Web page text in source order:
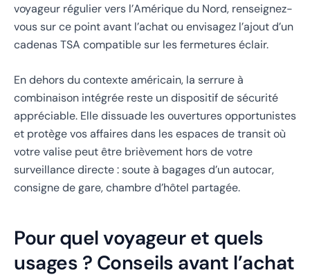
voyageur régulier vers l’Amérique du Nord, renseignez-
vous sur ce point avant l’achat ou envisagez l’ajout d’un
cadenas TSA compatible sur les fermetures éclair.
En dehors du contexte américain, la serrure à
combinaison intégrée reste un dispositif de sécurité
appréciable. Elle dissuade les ouvertures opportunistes
et protège vos affaires dans les espaces de transit où
votre valise peut être brièvement hors de votre
surveillance directe : soute à bagages d’un autocar,
consigne de gare, chambre d’hôtel partagée.
Pour quel voyageur et quels
usages ? Conseils avant l’achat